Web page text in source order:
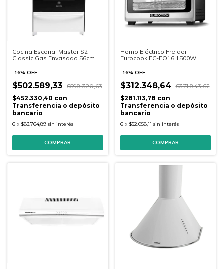
Cocina Escorial Master S2
Classic Gas Envasado 56cm.
-16% OFF
$502.589,33 $598.320,63
$452.330,40 con
Transferencia o depósito
bancario
6 x $83.764,89 sin interés
Horno Eléctrico Freidor
Eurocook EC-FO16 1500W
-16% OFF
$312.348,64 $371.843,62
$281.113,78 con
Transferencia o depósito
bancario
6 x $52.058,11 sin interés